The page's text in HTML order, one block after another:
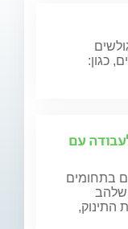
כגון:
עם
בתחומים
שלהב
התינוק,